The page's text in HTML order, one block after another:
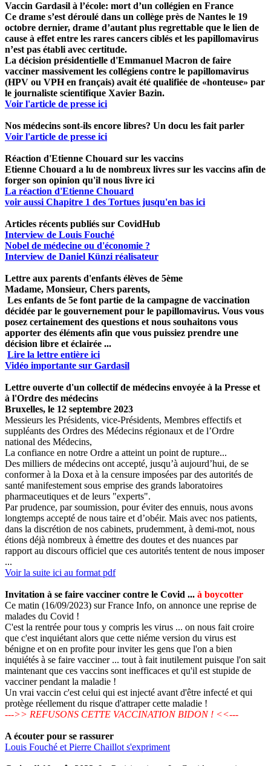
Vaccin Gardasil à l’école: mort d’un collégien en France
Ce drame s’est déroulé dans un collège près de Nantes le 19
octobre dernier, drame d’autant plus regrettable que le lien de
cause à effet entre les rares cancers ciblés et les papillomavirus
n’est pas établi avec certitude.
La décision présidentielle d'Emmanuel Macron de faire
vacciner massivement les collégiens contre le papillomavirus
(HPV ou VPH en français) avait été qualifiée de «honteuse» par
le journaliste scientifique Xavier Bazin.
Voir l'article de presse ici
Nos médecins sont-ils encore libres? Un docu les fait parler
Voir l'article de presse ici
Réaction d'Etienne Chouard sur les vaccins
Etienne Chouard a lu de nombreux livres sur les vaccins afin de
forger son opinion qu'il nous livre ici
La réaction d'Etienne Chouard
voir aussi Chapitre 1 des Tortues jusqu'en bas ici
Articles récents publiés sur CovidHub
Interview de Louis Fouché
Nobel de médecine ou d'économie ?
Interview de Daniel Künzi réalisateur
Lettre aux parents d'enfants élèves de 5ème
Madame, Monsieur, Chers parents,
Les enfants de 5e font partie de la campagne de vaccination
décidée par le gouvernement pour le papillomavirus. Vous vous
posez certainement des questions et nous souhaitons vous
apporter des éléments afin que vous puissiez prendre une
décision libre et éclairée ...
Lire la lettre entière ici
Vidéo importante sur Gardasil
Lettre ouverte d'un collectif de médecins envoyée à la Presse et
à l'Ordre des médecins
Bruxelles, le 12 septembre 2023
Messieurs les Présidents, vice-Présidents, Membres effectifs et
suppléants des Ordres des Médecins régionaux et de l’Ordre
national des Médecins,
La confiance en notre Ordre a atteint un point de rupture...
Des milliers de médecins ont accepté, jusqu’à aujourd’hui, de se
conformer à la Doxa et à la censure imposées par des autorités de
santé manifestement sous emprise des grands laboratoires
pharmaceutiques et de leurs "experts".
Par prudence, par soumission, pour éviter des ennuis, nous avons
longtemps accepté de nous taire et d’obéir. Mais avec nos patients,
dans la discrétion de nos cabinets, prudemment, à demi-mot, nous
étions déjà nombreux à émettre des doutes et des nuances par
rapport au discours officiel que ces autorités tentent de nous imposer
...
Voir la suite ici au format pdf
Invitation à se faire vacciner contre le Covid ... à boycotter
Ce matin (16/09/2023) sur France Info, on annonce une reprise de
malades du Covid !
C'est la rentrée pour tous y compris les virus ... on nous fait croire
que c'est inquiétant alors que cette niéme version du virus est
bénigne et on en profite pour inviter les gens que l'on a bien
inquiétés à se faire vacciner ... tout à fait inutilement puisque l'on sait
maintenant que ces vaccins sont inefficaces et qu'il est stupide de
vacciner pendant la maladie !
Un vrai vaccin c'est celui qui est injecté avant d'être infecté et qui
protège réellement du risque d'attraper cette maladie !
--->> REFUSONS CETTE VACCINATION BIDON ! <<---
A écouter pour se rassurer
Louis Fouché et Pierre Chaillot s'expriment